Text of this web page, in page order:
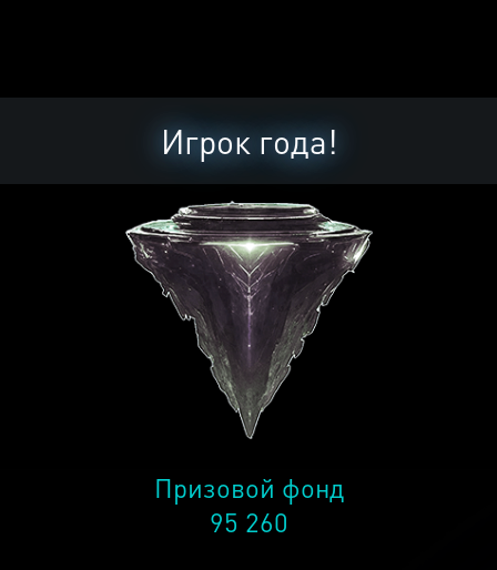
Игрок года!
Призовой фонд
95 260